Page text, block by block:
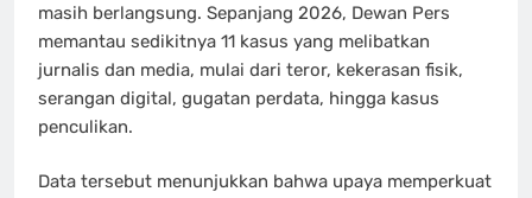
masih berlangsung. Sepanjang 2026, Dewan Pers
memantau sedikitnya 11 kasus yang melibatkan
jurnalis dan media, mulai dari teror, kekerasan fisik,
serangan digital, gugatan perdata, hingga kasus
penculikan.
Data tersebut menunjukkan bahwa upaya memperkuat